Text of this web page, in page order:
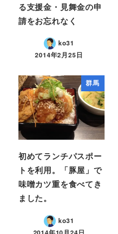
る支援金・見舞金の申
請をお忘れなく
ko31
2014年2月25日
群馬
初めてランチパスポー
トを利用。「豚屋」で
味噌カツ重を食べてき
ました。
ko31